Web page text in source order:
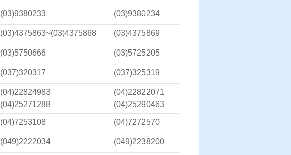
(03)9380233 (03)9380234
(03)4375863~(03)4375868 (03)4375869
(03)5750666 (03)5725205
(037)320317 (037)325319
(04)22824983
(04)25271288
(04)22822071
(04)25290463
(04)7253108 (04)7272570
(049)2222034 (049)2238200